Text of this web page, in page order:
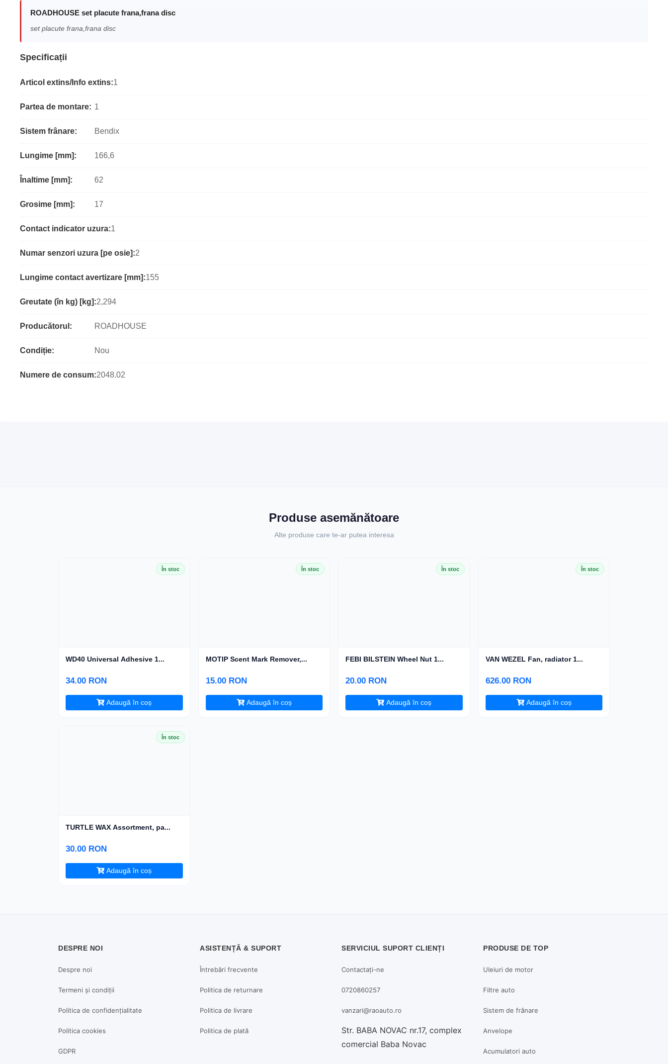
ROADHOUSE set placute frana,frana disc
set placute frana,frana disc
Specificații
Articol extins/Info extins:1
Partea de montare: 1
Sistem frânare: Bendix
Lungime [mm]: 166,6
Înaltime [mm]: 62
Grosime [mm]: 17
Contact indicator uzura:1
Numar senzori uzura [pe osie]:2
Lungime contact avertizare [mm]:155
Greutate (în kg) [kg]:2,294
Producătorul: ROADHOUSE
Condiție: Nou
Numere de consum:2048.02
Produse asemănătoare
Alte produse care te-ar putea interesa
În stoc
WD40 Universal Adhesive 1...
34.00 RON
Adaugă în coș
În stoc
MOTIP Scent Mark Remover,...
15.00 RON
Adaugă în coș
În stoc
FEBI BILSTEIN Wheel Nut 1...
20.00 RON
Adaugă în coș
În stoc
VAN WEZEL Fan, radiator 1...
626.00 RON
Adaugă în coș
În stoc
TURTLE WAX Assortment, pa...
30.00 RON
Adaugă în coș
DESPRE NOI
Despre noi
Termeni și condiții
Politica de confidențialitate
Politica cookies
GDPR
ASISTENȚĂ & SUPORT
Întrebări frecvente
Politica de returnare
Politica de livrare
Politica de plată
SERVICIUL SUPORT CLIENȚI
Contactați-ne
0720860257
vanzari@raoauto.ro
Str. BABA NOVAC nr.17, complex
comercial Baba Novac
PRODUSE DE TOP
Uleiuri de motor
Filtre auto
Sistem de frânare
Anvelope
Acumulatori auto